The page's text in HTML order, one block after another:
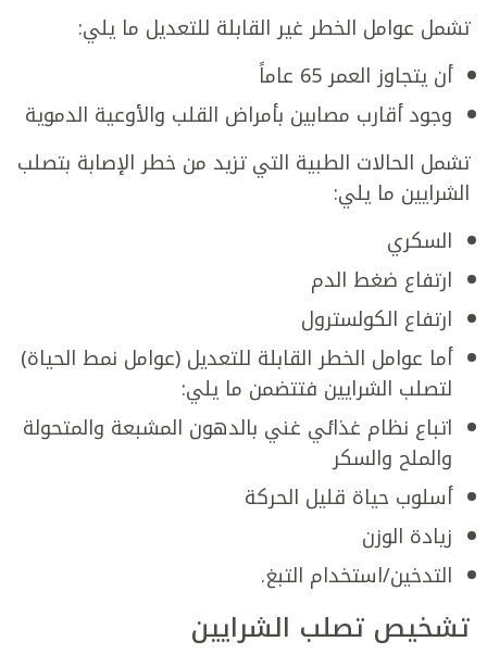
تشمل عوامل الخطر غير القابلة للتعديل ما يلي:
أن يتجاوز العمر 65 عاماً
وجود أقارب مصابين بأمراض القلب والأوعية الدموية
تشمل الحالات الطبية التي تزيد من خطر الإصابة بتصلب
الشرايين ما يلي:
السكري
ارتفاع ضغط الدم
ارتفاع الكولسترول
أما عوامل الخطر القابلة للتعديل (عوامل نمط الحياة)
لتصلب الشرايين فتتضمن ما يلي:
اتباع نظام غذائي غني بالدهون المشبعة والمتحولة
والملح والسكر
أسلوب حياة قليل الحركة
زيادة الوزن
التدخين/استخدام التبغ.
تشخيص تصلب الشرايين